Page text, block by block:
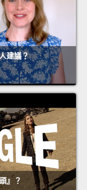
建議？
』？